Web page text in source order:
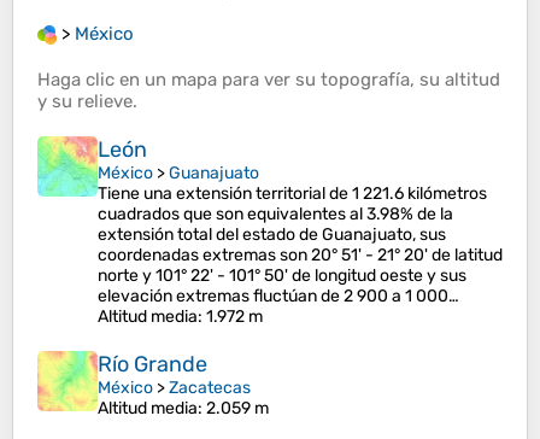
> México
Haga clic en un mapa para ver su topografía, su altitud
y su relieve.
León
México >Guanajuato
Tiene una extensión territorial de 1 221.6 kilómetros
cuadrados que son equivalentes al 3.98% de la
extensión total del estado de Guanajuato, sus
coordenadas extremas son 20° 51' - 21° 20' de latitud
norte y 101° 22' - 101° 50' de longitud oeste y sus
elevación extremas fluctúan de 2 900 a 1 000…
Altitud media: 1.972 m
Río Grande
México >Zacatecas
Altitud media: 2.059 m